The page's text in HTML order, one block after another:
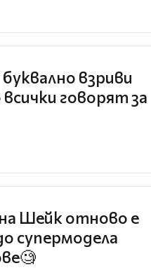
взриви
говорят за
Шейк отново е
супермодела